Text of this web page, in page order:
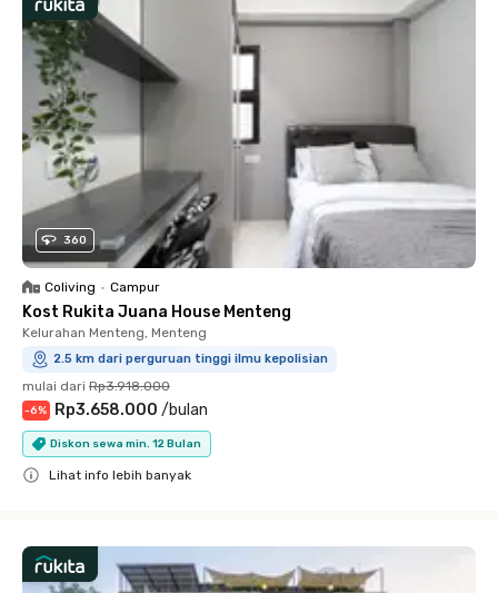
360
Coliving • Campur
Kost Rukita Juana House Menteng
Kelurahan Menteng, Menteng
2.5 km dari perguruan tinggi ilmu kepolisian
mulai dari Rp3.918.000
-6% Rp3.658.000 /bulan
Diskon sewa min. 12 Bulan
Lihat info lebih banyak